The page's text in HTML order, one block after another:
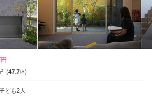
2 (47.7坪)
ども2人